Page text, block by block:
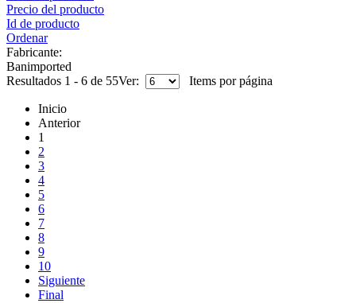
Precio del producto
Id de producto
Ordenar
Fabricante:
Banimported
Resultados 1 - 6 de 55Ver: Items por página
Inicio
Anterior
1
2
3
4
5
6
7
8
9
10
Siguiente
Final